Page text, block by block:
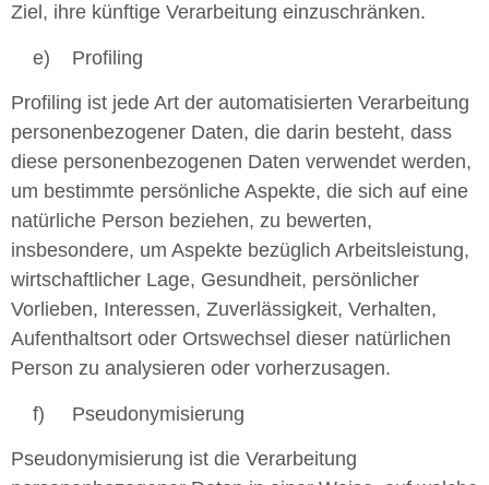
Ziel, ihre künftige Verarbeitung einzuschränken.
e) Profiling
Profiling ist jede Art der automatisierten Verarbeitung
personenbezogener Daten, die darin besteht, dass
diese personenbezogenen Daten verwendet werden,
um bestimmte persönliche Aspekte, die sich auf eine
natürliche Person beziehen, zu bewerten,
insbesondere, um Aspekte bezüglich Arbeitsleistung,
wirtschaftlicher Lage, Gesundheit, persönlicher
Vorlieben, Interessen, Zuverlässigkeit, Verhalten,
Aufenthaltsort oder Ortswechsel dieser natürlichen
Person zu analysieren oder vorherzusagen.
f) Pseudonymisierung
Pseudonymisierung ist die Verarbeitung